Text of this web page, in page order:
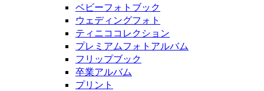
ベビーフォトブック
ウェディングフォト
ティニココレクション
プレミアムフォトアルバム
フリップブック
卒業アルバム
プリント